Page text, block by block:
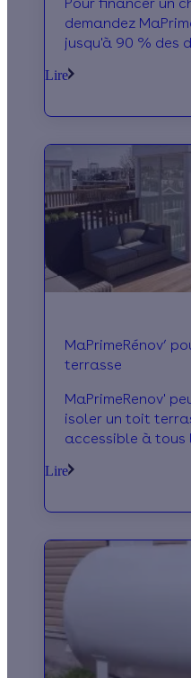
demandez
jusqu'à 90 % des
les modalités de
Lire
MaPrimeRénov’
terrasse
MaPrimeRenov'
isoler un toit
accessible à tous
propriétaires
Lire